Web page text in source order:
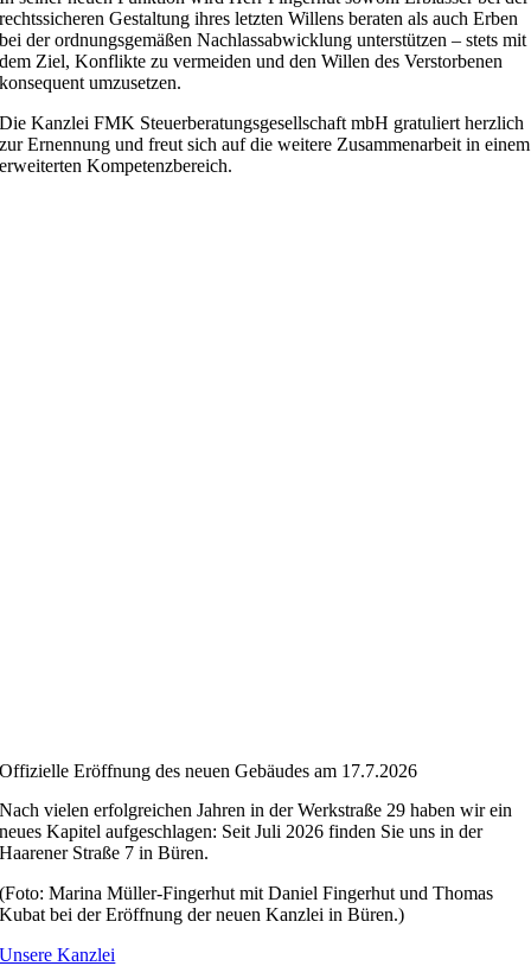
rechtssicheren Gestaltung ihres letzten Willens beraten als auch Erben
bei der ordnungsgemäßen Nachlassabwicklung unterstützen – stets mit
dem Ziel, Konflikte zu vermeiden und den Willen des Verstorbenen
konsequent umzusetzen.
Die Kanzlei FMK Steuerberatungsgesellschaft mbH gratuliert herzlich
zur Ernennung und freut sich auf die weitere Zusammenarbeit in einem
erweiterten Kompetenzbereich.
Offizielle Eröffnung des neuen Gebäudes am 17.7.2026
Nach vielen erfolgreichen Jahren in der Werkstraße 29 haben wir ein
neues Kapitel aufgeschlagen: Seit Juli 2026 finden Sie uns in der
Haarener Straße 7 in Büren.
(Foto: Marina Müller-Fingerhut mit Daniel Fingerhut und Thomas
Kubat bei der Eröffnung der neuen Kanzlei in Büren.)
Unsere Kanzlei